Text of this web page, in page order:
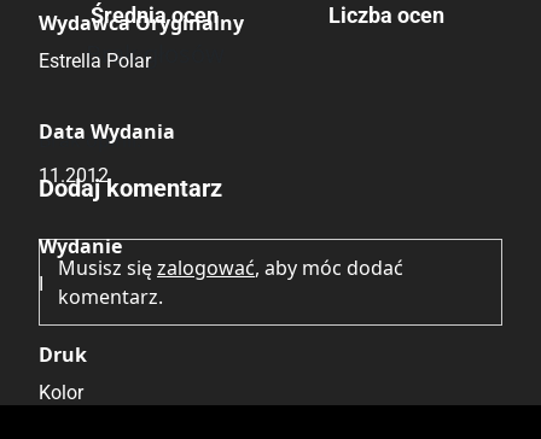
Wydawca Oryginalny
Estrella Polar
Data Wydania
11.2012
Wydanie
I
Druk
Kolor
Średnia ocen
Brak głosów
Liczba ocen
Brak opinii.
Dodaj komentarz
Musisz sięzalogować, aby móc dodać
komentarz.